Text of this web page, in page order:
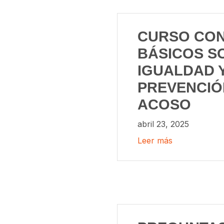
CURSO
BÁSICOS
IGUALDAD
ACOSO
abril 23, 2025
Leer más